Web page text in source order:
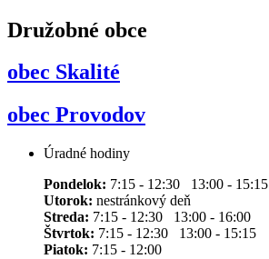
Družobné obce
obec Skalité
obec Provodov
Úradné hodiny
Pondelok: 7:15 - 12:30 13:00 - 15:15
Utorok: nestránkový deň
Streda: 7:15 - 12:30 13:00 - 16:00
Štvrtok: 7:15 - 12:30 13:00 - 15:15
Piatok: 7:15 - 12:00